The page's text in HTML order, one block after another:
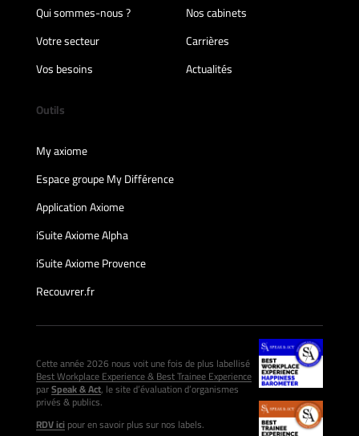
Qui sommes-nous ?
Nos cabinets
Votre secteur
Carrières
Vos besoins
Actualités
Outils
My axiome
Espace groupe My Différence
Application Axiome
iSuite Axiome Alpha
iSuite Axiome Provence
Recouvrer.fr
Cette année 2026 nous voit une fois de plus labellisé
Best Workplace Experience & Best Trainee Experience
parSpeak & Act, le site d’évaluation d’organismes
privés & publics.
RDV icipour en savoir plus sur nos labels.